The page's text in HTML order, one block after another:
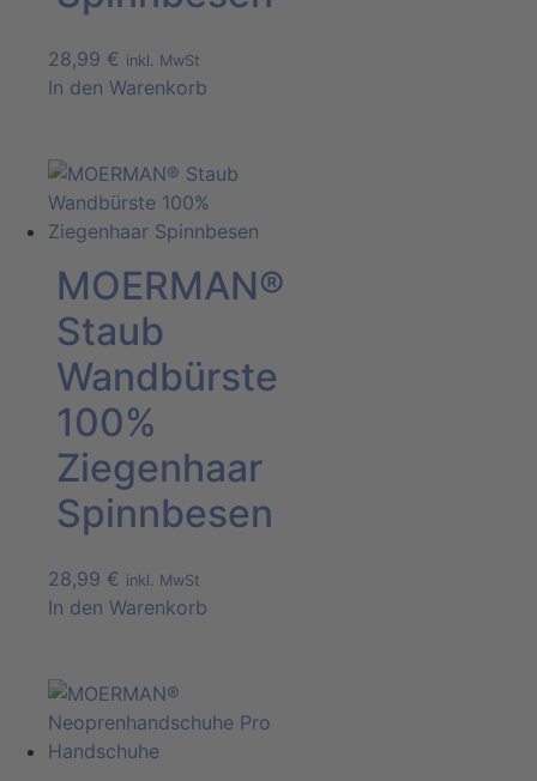
28,99 € inkl. MwSt
In den Warenkorb
MOERMAN®
Staub
Wandbürste
100%
Ziegenhaar
Spinnbesen
28,99 € inkl. MwSt
In den Warenkorb